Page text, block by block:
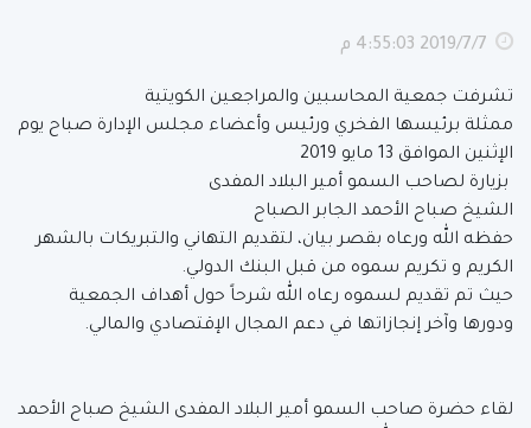
7‏‏/7‏‏/2019 4:55:03 م
تشرفت جمعية المحاسبين والمراجعين الكويتية
ممثلة برئيسها الفخري ورئيس وأعضاء مجلس الإدارة صباح يوم
الإثنين الموافق 13 مايو 2019
بزيارة لصاحب السمو أمير البلاد المفدى
الشيخ صباح الأحمد الجابر الصباح
حفظه الله ورعاه بقصر بيان، لتقديم التهاني والتبريكات بالشهر
الكريم و تكريم سموه من قبل البنك الدولي.
حيث تم تقديم لسموه رعاه الله شرحاً حول أهداف الجمعية
ودورها وآخر إنجازاتها في دعم المجال الإقتصادي والمالي.
لقاء حضرة صاحب السمو أمير البلاد المفدى الشيخ صباح الأحمد